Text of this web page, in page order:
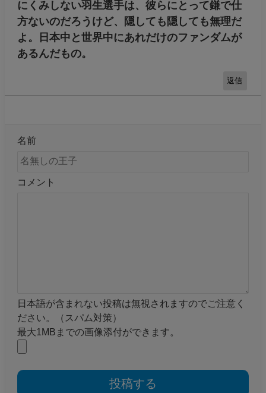
にくみしない羽生選手は、彼らにとって鎌で仕
方ないのだろうけど、隠しても隠しても無理だ
よ。日本中と世界中にあれだけのファンダムが
あるんだもの。
返信
名前
コメント
最大1MBまでの画像添付ができます。
日本語が含まれない投稿は無視されますのでご注意く
ださい。（スパム対策）